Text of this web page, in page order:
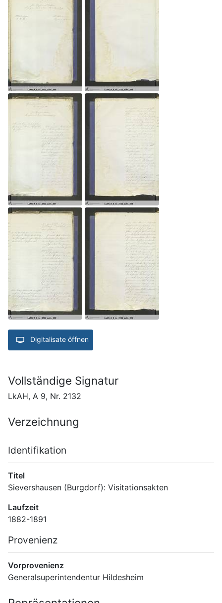
Digitalisate öffnen
Vollständige Signatur
LkAH, A 9, Nr. 2132
Verzeichnung
Identifikation
Titel
Sievershausen (Burgdorf): Visitationsakten
Laufzeit
1882-1891
Provenienz
Vorprovenienz
Generalsuperintendentur Hildesheim